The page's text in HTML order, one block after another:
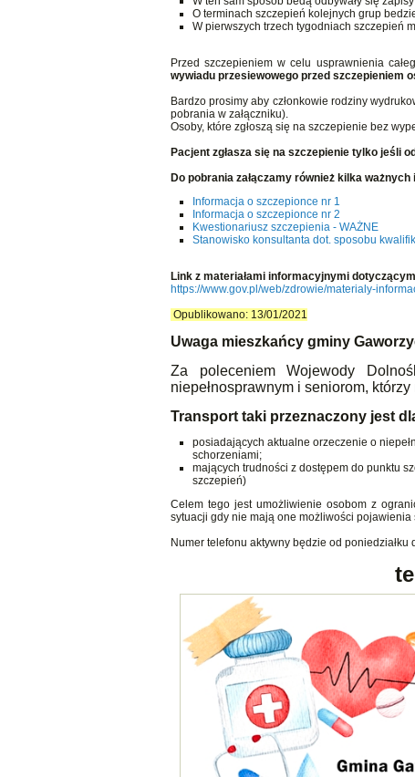
O terminach szczepień kolejnych grup
W pierwszych trzech tygodniach szczepień
Przed szczepieniem w celu usprawnienia
wywiadu przesiewowego przed szczepieniem
Bardzo prosimy aby członkowie rodziny
pobrania w załączniku).
Osoby, które zgłoszą się na szczepienie bez
Pacjent zgłasza się na szczepienie tylko jeśli
Do pobrania załączamy również kilka
Informacja o szczepionce nr 1
Informacja o szczepionce nr 2
Kwestionariusz szczepienia - WAŻNE
Stanowisko konsultanta dot. sposobu
Link z materiałami informacyjnymi
https://www.gov.pl/web/zdrowie/materialy-
Opublikowano: 13/01/2021
Uwaga mieszkańcy gminy
Za poleceniem Wojewody
niepełnosprawnym i seniorom,
Transport taki przeznaczony jest
posiadających aktualne orzeczenie o
schorzeniami;
mających trudności z dostępem do punktu
szczepień)
Celem tego jest umożliwienie osobom z
sytuacji gdy nie mają one możliwości
Numer telefonu aktywny będzie od